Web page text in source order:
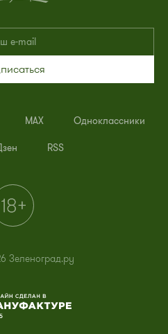
MAX Одноклассники
RSS
Зеленоград.ру